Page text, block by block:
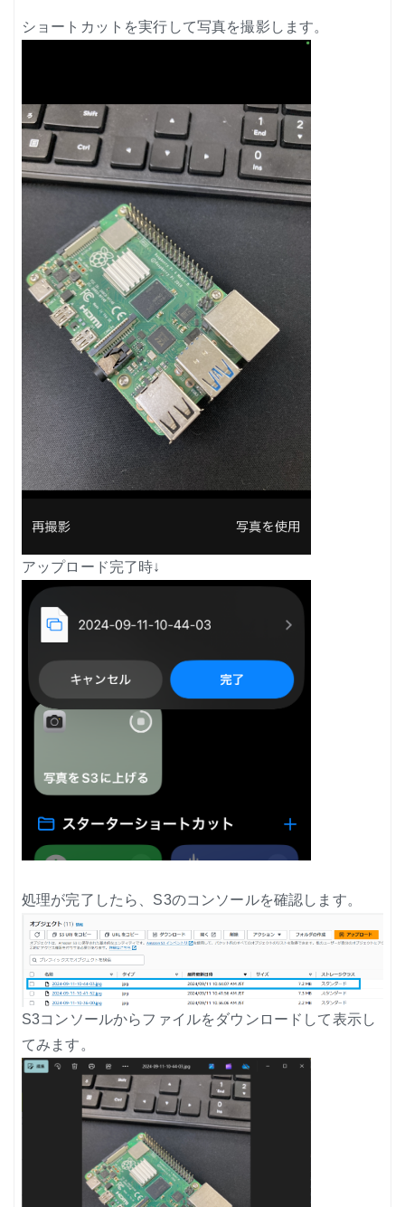
ショートカットを実行して写真を撮影します。
アップロード完了時↓
処理が完了したら、S3のコンソールを確認します。
S3コンソールからファイルをダウンロードして表示し
てみます。